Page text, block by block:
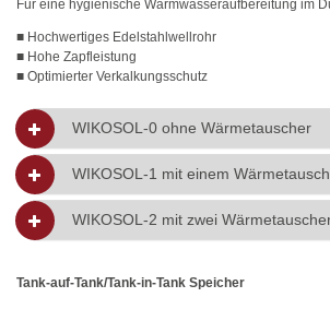
Für eine hygienische Warmwasseraufbereitung im
■ Hochwertiges Edelstahlwellrohr
■ Hohe Zapfleistung
■ Optimierter Verkalkungsschutz
WIKOSOL-0 ohne Wärmetauscher
WIKOSOL-1 mit einem
WIKOSOL-2 mit zwei
Tank-auf-Tank/Tank-in-Tank Speicher